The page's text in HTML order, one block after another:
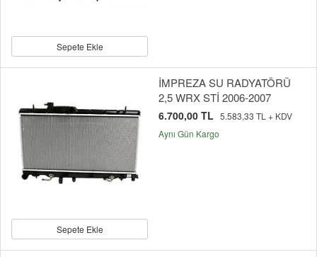
Sepete Ekle
Sepete Ekle
İMPREZA SU RADYATÖRÜ
2,5 WRX STİ 2006-2007
6.700,00 TL 5.583,33 TL + KDV
Aynı Gün Kargo